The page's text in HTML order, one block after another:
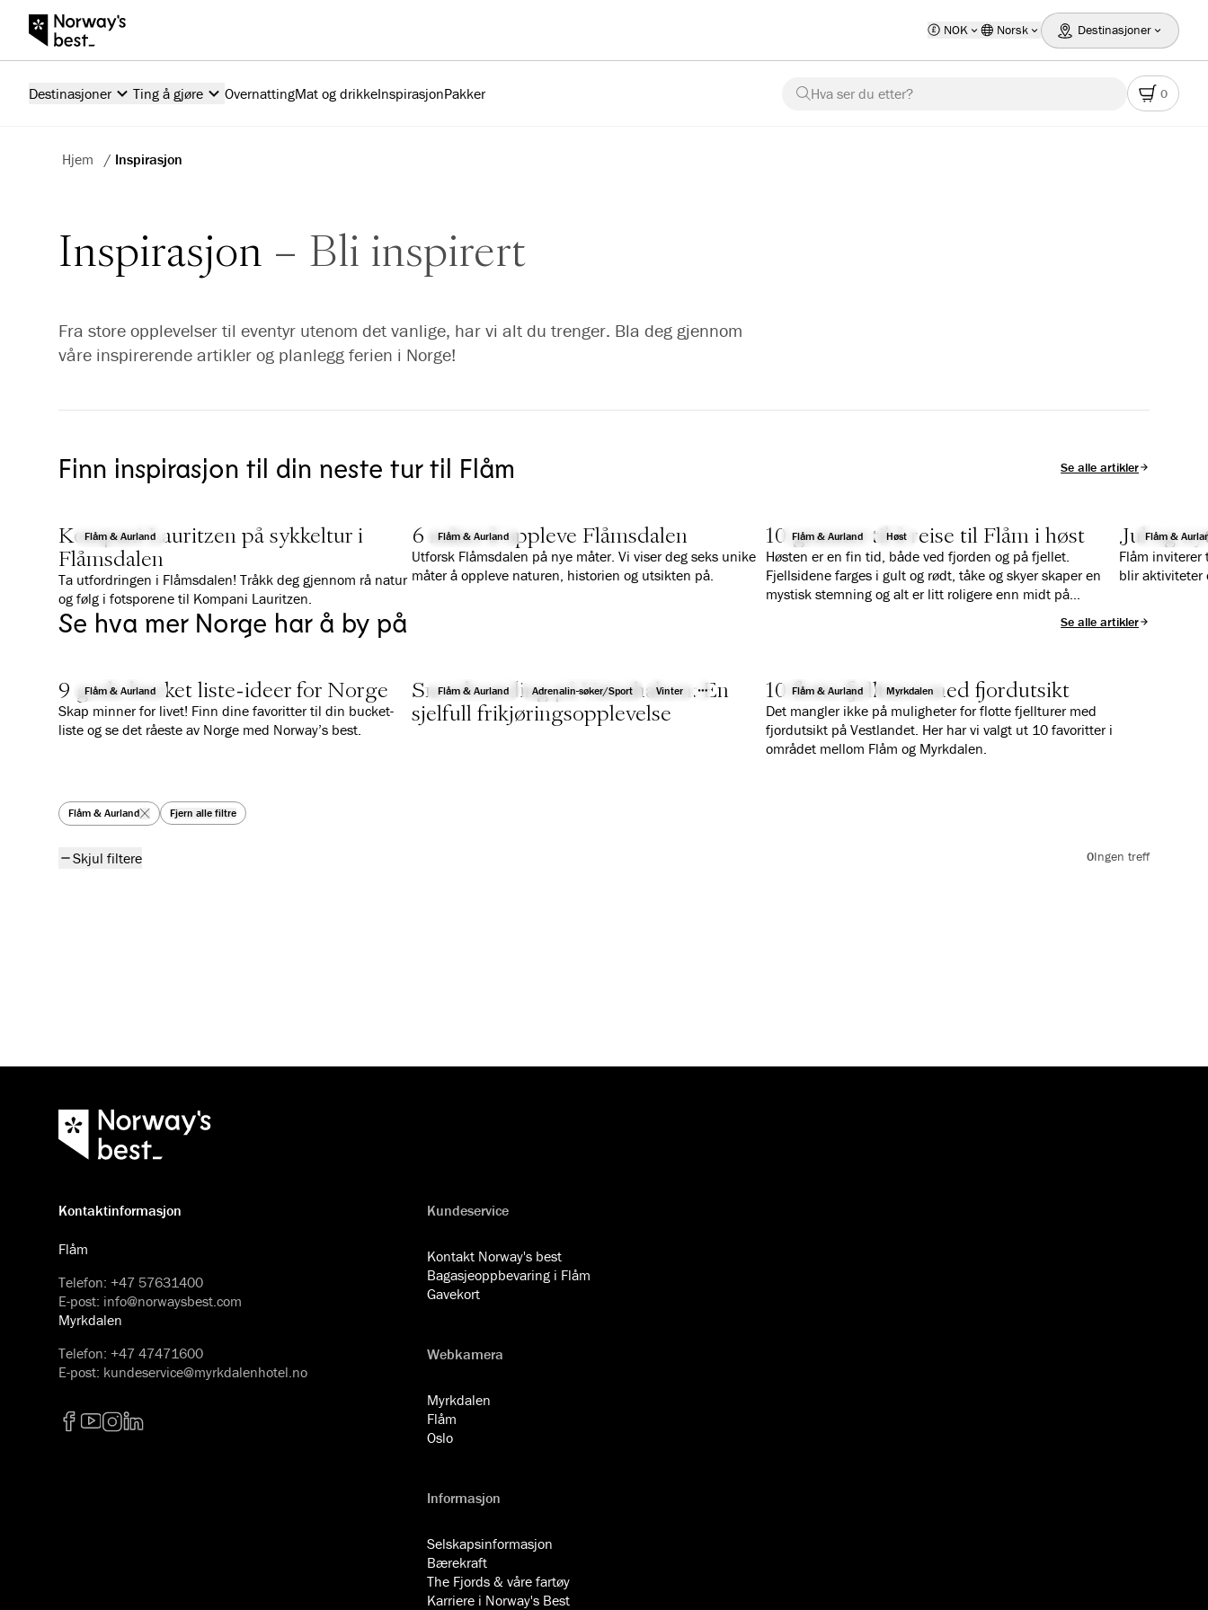
NOK Norsk Destinasjoner
Destinasjoner Ting å gjøre OvernattingMat og drikkeInspirasjonPakker Hva ser du etter? 0
Hjem / Inspirasjon
Inspirasjon Bli inspirert
Fra store opplevelser til eventyr utenom det vanlige, har vi alt du trenger. Bla deg gjennom
våre inspirerende artikler og planlegg ferien i Norge!
Finn inspirasjon til din neste tur til Flåm Se alle artikler
Flåm & Aurland
Kompani Lauritzen på sykkeltur i
Flåmsdalen
Ta utfordringen i Flåmsdalen! Tråkk deg gjennom rå natur
og følg i fotsporene til Kompani Lauritzen.
Flåm & Aurland
6 måter å oppleve Flåmsdalen
Utforsk Flåmsdalen på nye måter. Vi viser deg seks unike
måter å oppleve naturen, historien og utsikten på.
Flåm & Aurland Høst
10 grunner til å reise til Flåm i høst
Høsten er en fin tid, både ved fjorden og på fjellet.
Fjellsidene farges i gult og rødt, tåke og skyer skaper en
mystisk stemning og alt er litt roligere enn midt på
Flåm &
Jul og
Flåm inviterer
blir aktiviteter
Se hva mer Norge har å by på Se alle artikler
Flåm & Aurland
9 gode bucket liste-ideer for Norge
Skap minner for livet! Finn dine favoritter til din bucket-
liste og se det råeste av Norge med Norway’s best.
Flåm & Aurland Adrenalin-søker/Sport Vinter
Snowboarding på Vatnahalsen: En
sjelfull frikjøringsopplevelse
Flåm & Aurland Myrkdalen
10 flotte fjellturer med fjordutsikt
Det mangler ikke på muligheter for flotte fjellturer med
fjordutsikt på Vestlandet. Her har vi valgt ut 10 favoritter i
området mellom Flåm og Myrkdalen.
Flåm & Aurland Fjern alle filtre
Skjul filtere 0Ingen treff
Se alle artikler
Kontaktinformasjon
Flåm
Telefon: +47 57631400
E-post: info@norwaysbest.com
Myrkdalen
Telefon: +47 47471600
E-post: kundeservice@myrkdalenhotel.no
Kundeservice
Kontakt Norway's best
Bagasjeoppbevaring i Flåm
Gavekort
Webkamera
Myrkdalen
Flåm
Oslo
Informasjon
Selskapsinformasjon
Bærekraft
The Fjords & våre fartøy
Karriere i Norway's Best